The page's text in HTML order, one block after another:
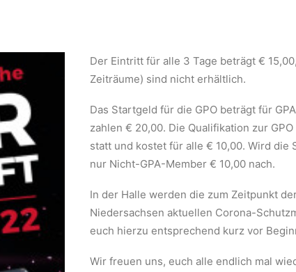
Der Eintritt für alle 3 Tage beträgt €
Zeiträume) sind nicht erhältlich.
Das Startgeld für die GPO beträgt für
zahlen € 20,00. Die Qualifikation zur
statt und kostet für alle € 10,00. Wird
nur Nicht-GPA-Member € 10,00 nach.
In der Halle werden die zum Zeitpunkt
Niedersachsen aktuellen Corona-
euch hierzu entsprechend kurz vor
Wir freuen uns, euch alle endlich mal